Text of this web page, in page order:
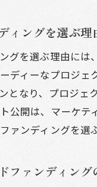
効果的
美容室
リワー
クラウ
目標達
クラウドフ
設備更
ィングを選ぶ理
グを選ぶ理由に
ディーなプロジ
となり、プロジ
公開は、マーケ
ァンディングを選
ファンディング